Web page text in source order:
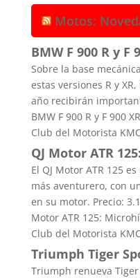
Motos:
BMW F 900 R y F
Sobre la base
estas versiones R y
año recibirán
BMW F 900 R y F 900
Club del Motorista
QJ Motor ATR
El QJ Motor ATR 125
más aventurero, con
en su motor. Precio:
Motor ATR 125:
Club del Motorista
Triumph Tiger
Triumph renueva